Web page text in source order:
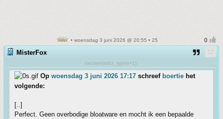
• woensdag 3 juni 2026 @ 20:55 • 25
MisterFox
declare(strict_types=1);
Op woensdag 3 juni 2026 17:17 schreef boertie het
volgende:
[..]
Perfect. Geen overbodige bloatware en mocht ik een bepaalde